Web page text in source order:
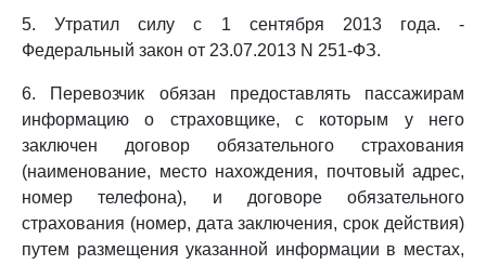
5. Утратил силу с 1 сентября 2013 года. -
Федеральный закон от 23.07.2013 N 251-ФЗ.
6. Перевозчик обязан предоставлять пассажирам
информацию о страховщике, с которым у него
заключен договор обязательного страхования
(наименование, место нахождения, почтовый адрес,
номер телефона), и договоре обязательного
страхования (номер, дата заключения, срок действия)
путем размещения указанной информации в местах,